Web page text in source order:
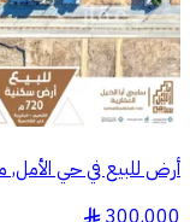
أرض للبيع في حي الأمل,
§